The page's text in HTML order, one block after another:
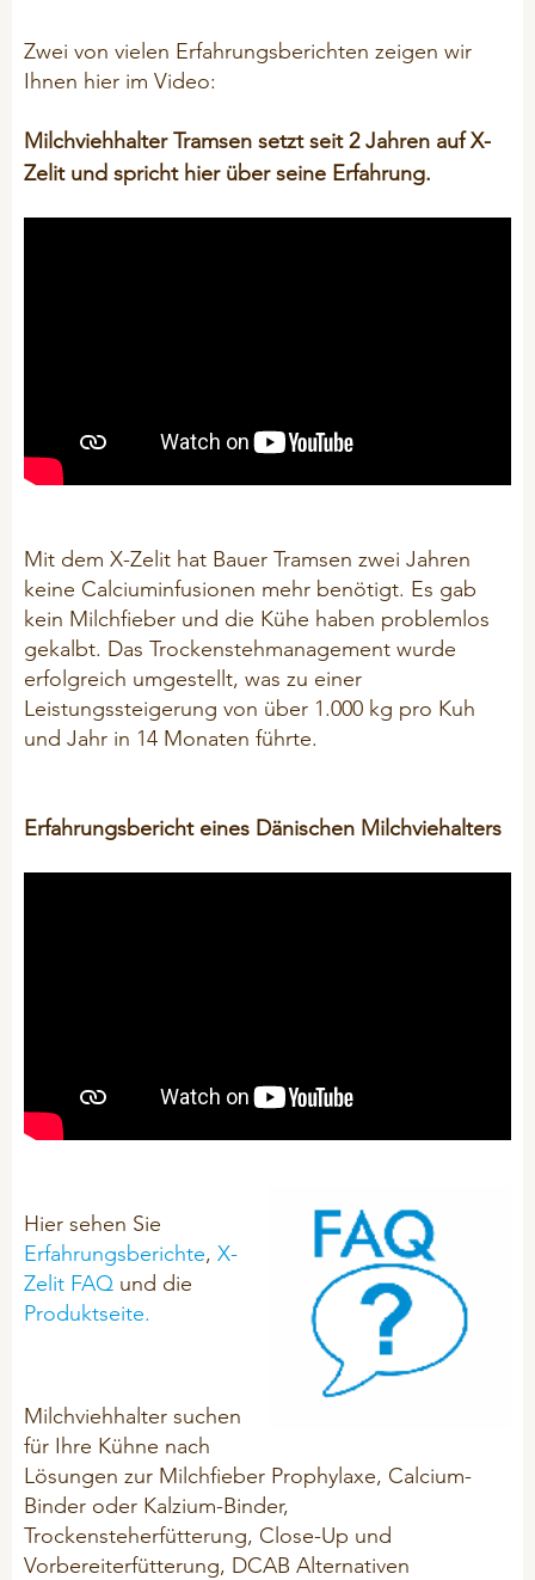
Zwei von vielen Erfahrungsberichten zeigen wir
Ihnen hier im Video:
Milchviehhalter Tramsen setzt seit 2 Jahren auf X-
Zelit und spricht hier über seine Erfahrung.
Mit dem X-Zelit hat Bauer Tramsen zwei Jahren
keine Calciuminfusionen mehr benötigt. Es gab
kein Milchfieber und die Kühe haben problemlos
gekalbt. Das Trockenstehmanagement wurde
erfolgreich umgestellt, was zu einer
Leistungssteigerung von über 1.000 kg pro Kuh
und Jahr in 14 Monaten führte.
Erfahrungsbericht eines Dänischen Milchviehalters
Hier sehen Sie
Erfahrungsberichte, X-
Zelit FAQ und die
Produktseite.
Milchviehhalter suchen
für Ihre Kühne nach
Lösungen zur Milchfieber Prophylaxe, Calcium-
Binder oder Kalzium-Binder,
Trockensteherfütterung, Close-Up und
Vorbereiterfütterung, DCAB Alternativen